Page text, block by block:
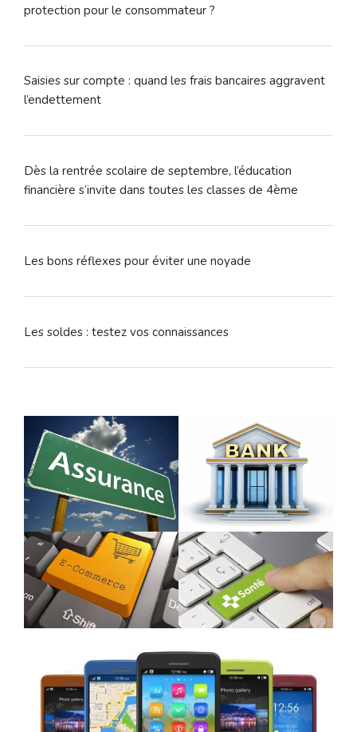
protection pour le consommateur ?
Saisies sur compte : quand les frais bancaires aggravent
l’endettement
Dès la rentrée scolaire de septembre, l’éducation
financière s’invite dans toutes les classes de 4ème
Les bons réflexes pour éviter une noyade
Les soldes : testez vos connaissances